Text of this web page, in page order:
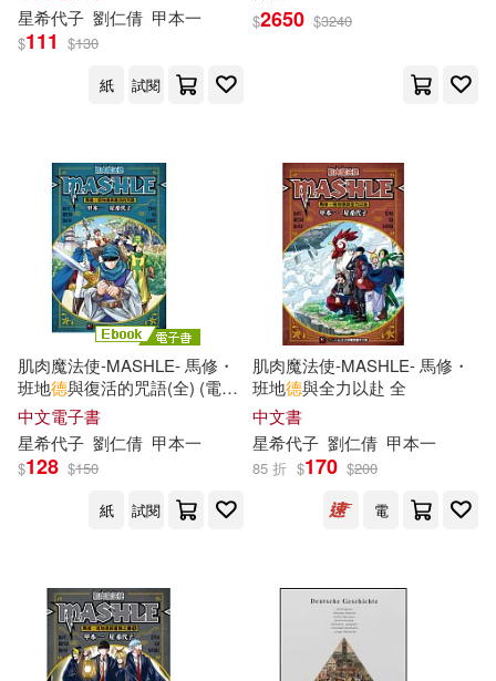
真如(13)
童趣出版有限公司(13)
軍情視點(13)
鄭崇選（主編）(13)
阿德蝸(13) 阿菩(13)
陳冠宇(13)
（美）史蒂芬·海倫伯格(13)
中國法制出版社(67)
長江少年兒童出版社(67)
暨南大學出版社(66)
花城出版社(66)
青海人民出版社(66)
馬可孛羅(66)
山東畫報出版社(65)
萬卷出版公司(65)
Deutsche Grammophon(64)
星希代子 劉仁倩 甲本一
$111 $130
紙
試閱
$2650 $3240
肌肉魔法使-MASHLE- 馬修・
班地德與復活的咒語(全) (電子
書)
中文電子書
星希代子 劉仁倩 甲本一
$128 $150
紙
試閱
肌肉魔法使-MASHLE- 馬修・
班地德與全力以赴 全
中文書
星希代子 劉仁倩 甲本一
85 折 $170 $200
電